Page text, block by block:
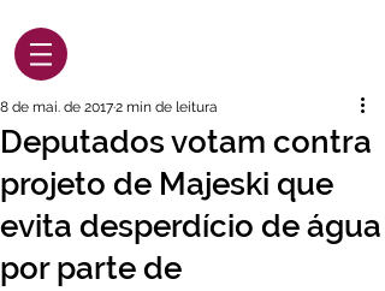
Deputados votam contra
projeto de Majeski que
evita desperdício de água
por parte de
8 de mai. de 20172 min de leitura